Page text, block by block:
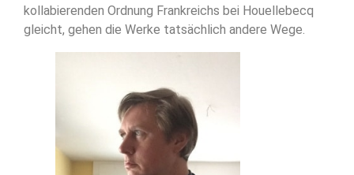
kollabierenden Ordnung Frankreichs bei Houellebecq
gleicht, gehen die Werke tatsächlich andere Wege.